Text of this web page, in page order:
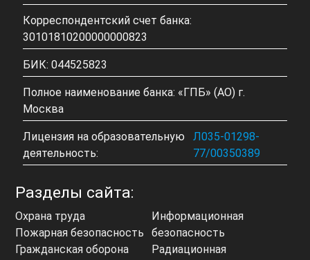
Корреспондентский счет банка:
30101810200000000823
БИК: 044525823
Полное наименование банка: «ГПБ» (АО) г.
Москва
Лицензия на образовательную
деятельность:
Л035-01298-
77/00350389
Разделы сайта:
Охрана труда
Пожарная безопасность
Гражданская оборона
Информационная
безопасность
Радиационная